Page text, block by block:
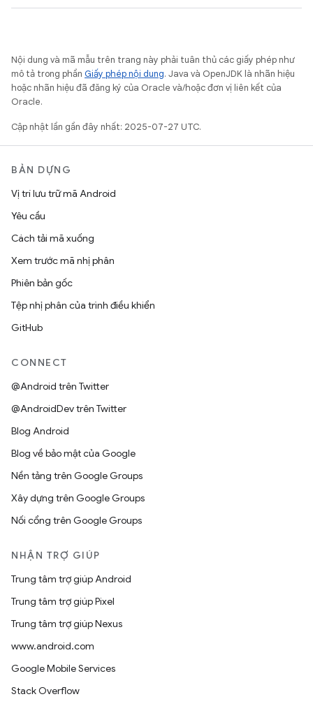
Nội dung và mã mẫu trên trang này phải tuân thủ các giấy phép như
mô tả trong phần Giấy phép nội dung. Java và OpenJDK là nhãn hiệu
hoặc nhãn hiệu đã đăng ký của Oracle và/hoặc đơn vị liên kết của
Oracle.
Cập nhật lần gần đây nhất: 2025-07-27 UTC.
BẢN DỰNG
Vị trí lưu trữ mã Android
Yêu cầu
Cách tải mã xuống
Xem trước mã nhị phân
Phiên bản gốc
Tệp nhị phân của trình điều khiển
GitHub
CONNECT
@Android trên Twitter
@AndroidDev trên Twitter
Blog Android
Blog về bảo mật của Google
Nền tảng trên Google Groups
Xây dựng trên Google Groups
Nối cổng trên Google Groups
NHẬN TRỢ GIÚP
Trung tâm trợ giúp Android
Trung tâm trợ giúp Pixel
Trung tâm trợ giúp Nexus
www.android.com
Google Mobile Services
Stack Overflow